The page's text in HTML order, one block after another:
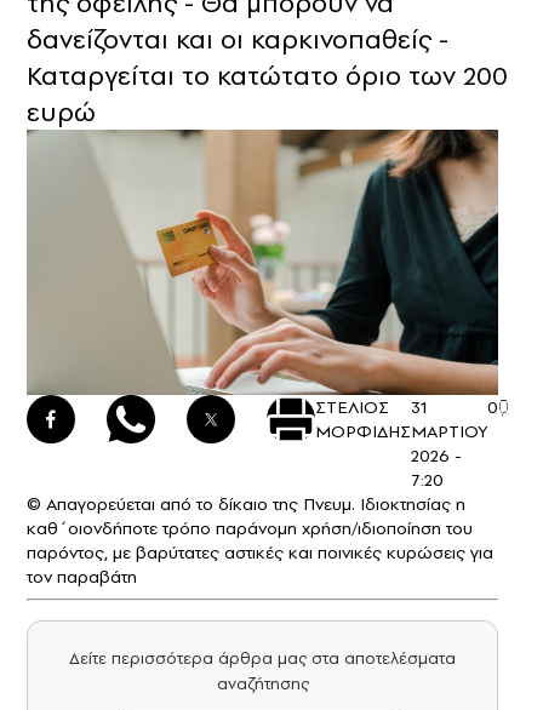
δανείζονται και οι καρκινοπαθείς -
Καταργείται το κατώτατο όριο των 200
ευρώ
ΣΤΕΛΙΟΣ
ΜΟΡΦΙΔΗΣ
31
ΜΑΡΤΙΟΥ
2026 -
7:20
0
© Απαγορεύεται από το δίκαιο της Πνευμ. Ιδιοκτησίας η
καθ΄οιονδήποτε τρόπο παράνομη χρήση/ιδιοποίηση του
παρόντος, με βαρύτατες αστικές και ποινικές κυρώσεις για
τον παραβάτη
Δείτε περισσότερα άρθρα μας στα αποτελέσματα
αναζήτησης